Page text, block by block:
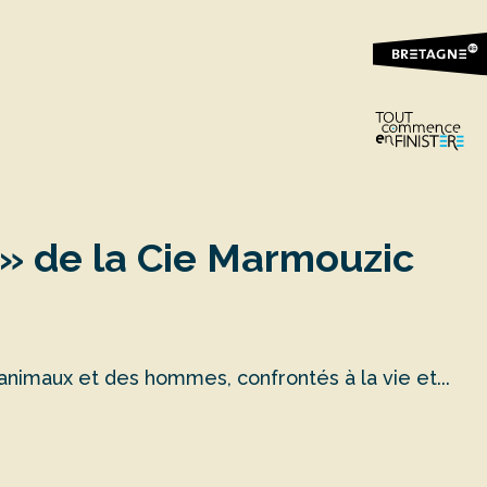
de la Cie Marmouzic
et des hommes, confrontés à la vie et...